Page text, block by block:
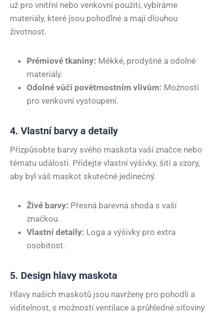
už pro vnitřní nebo venkovní použití, vybíráme
materiály, které jsou pohodlné a mají dlouhou
životnost.
Prémiové tkaniny: Měkké, prodyšné a odolné
materiály.
Odolné vůči povětrnostním vlivům: Možnosti
pro venkovní vystoupení.
4. Vlastní barvy a detaily
Přizpůsobte barvy svého maskota vaší značce nebo
tématu události. Přidejte vlastní výšivky, šití a vzory,
aby byl váš maskot skutečně jedinečný.
Živé barvy: Přesná barevná shoda s vaší
značkou.
Vlastní detaily: Loga a výšivky pro extra
osobitost.
5. Design hlavy maskota
Hlavy našich maskotů jsou navrženy pro pohodlí a
viditelnost, s možností ventilace a průhledné síťoviny